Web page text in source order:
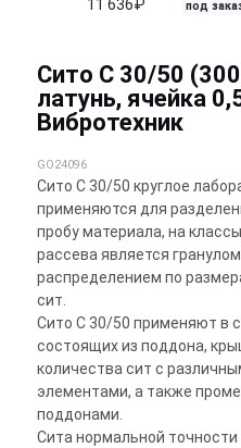
11 636₽ под
Сито С 30/50
латунь, ячейка
Вибротехник
GO24096
Сито С 30/50 круглое
применяются для
пробу материала, на
рассева является
распределением по
сит.
Сито С 30/50 применяют в
состоящих из поддона,
количества сит с
элементами, а также
поддонами.
Сита нормальной